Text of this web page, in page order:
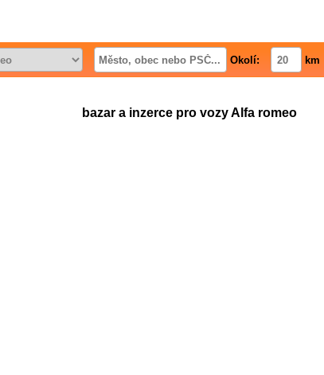
Okolí: km
bazar a inzerce pro vozy Alfa romeo